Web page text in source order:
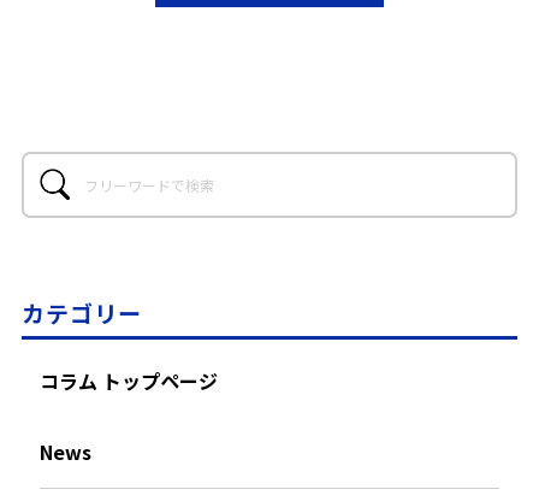
カテゴリー
コラム トップページ
News